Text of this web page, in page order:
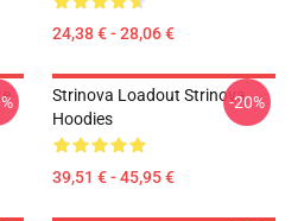
24,38 € - 28,06 €
Strinova Loadout Strinova
Hoodies
39,51 € - 45,95 €
-20%